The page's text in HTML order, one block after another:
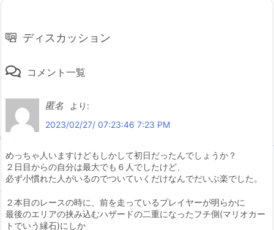
ディスカッション
コメント一覧
匿名
より:
2023/02/27/ 07:23:46 7:23 PM
めっちゃ人いますけどもしかして初日だったんでしょうか？
２日目からの自分は最大でも６人でしたけど、
必ず小慣れた人がいるのでついていくだけなんでだいぶ楽でした。
２本目のレースの時に、前を走っているプレイヤーが明らかに
最後のエリアの挟み込むハザードの二重になったフチ側(マリオカー
トでいう縁石)にしか